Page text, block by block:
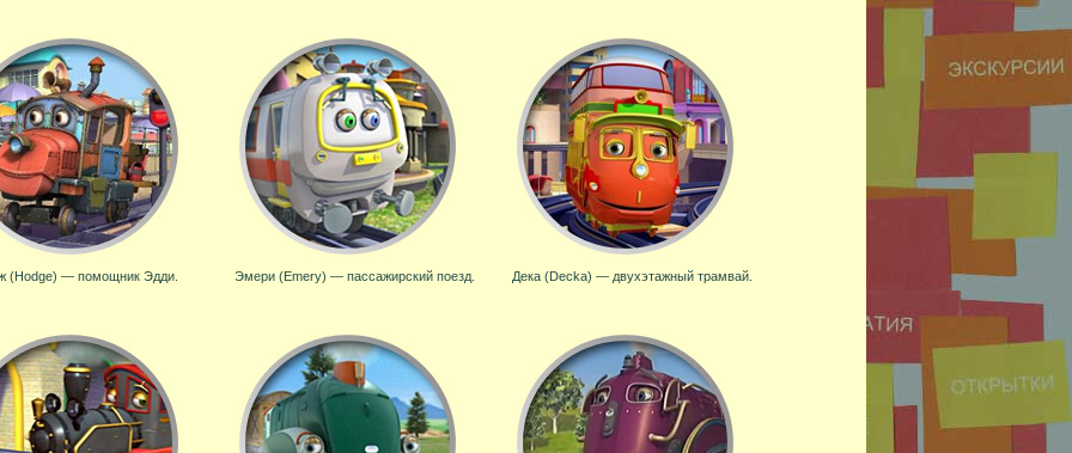
(Hodge) — помощник Эдди. Эмери (Emery) — пассажирский поезд. Дека (Decka) — двухэтажный трамвай.